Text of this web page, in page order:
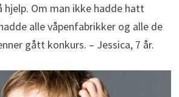
hjelp. Om man ikke hadde hatt
alle våpenfabrikker og alle de
gått konkurs. – Jessica, 7 år.